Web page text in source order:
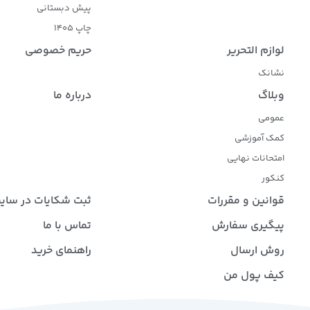
پیش دبستانی
چاپ 1405
لوازم التحریر
نشانک
حریم خصوصی
وبلاگ
عمومی
کمک آموزشی
امتحانات نهایی
کنکور
درباره ما
قوانین و مقررات
ثبت شکایات در
پیگیری سفارش
تماس با ما
روش ارسال
راهنمای خرید
کیف پول من